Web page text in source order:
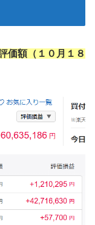
価額（１０月１８